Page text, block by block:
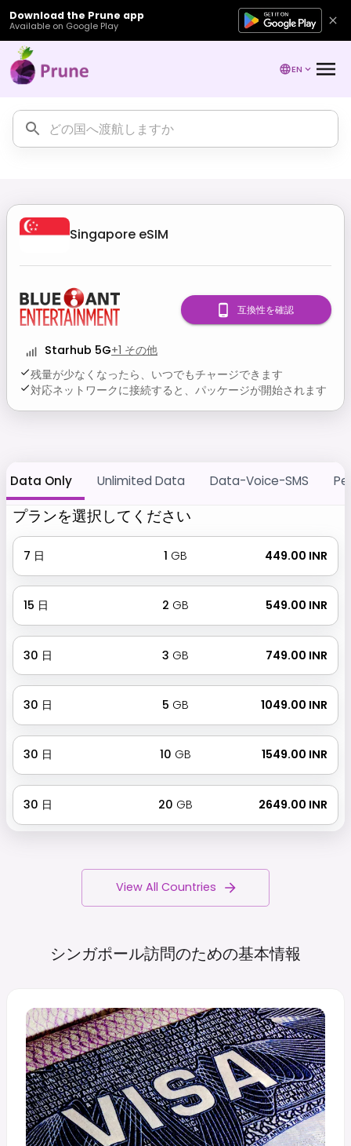
Download the Prune app
Available on Google Play
EN
Singapore eSIM
Starhub 5G+1 その他
残量が少なくなったら、いつでもチャージできます
対応ネットワークに接続すると、パッケージが開始されます
互換性を確認
Data Only Unlimited Data Data-Voice-SMS
プランを選択してください
7 日 1 GB ₹ 449.00 INR
15 日 2 GB ₹ 549.00 INR
30 日 3 GB ₹ 749.00 INR
30 日 5 GB ₹ 1049.00 INR
30 日 10 GB ₹ 1549.00 INR
30 日 20 GB ₹ 2649.00 INR
View All Countries
シンガポール訪問のための基本情報